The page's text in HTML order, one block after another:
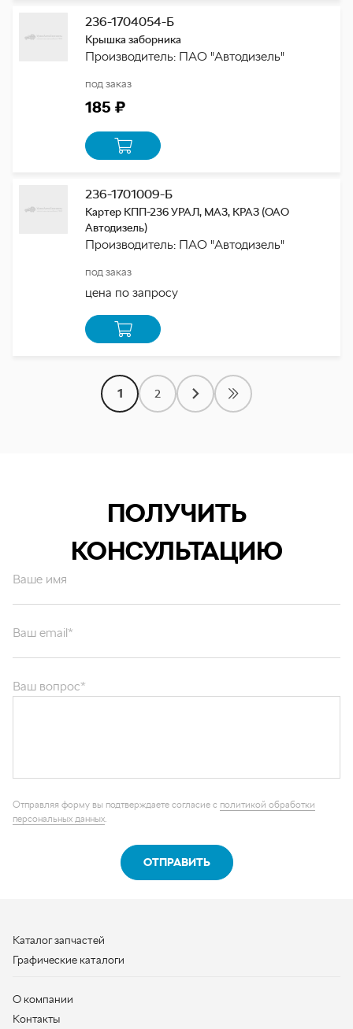
236-1704054-Б
Крышка заборника
Производитель: ПАО "Автодизель"
под заказ
185 ₽
236-1701009-Б
Картер КПП-236 УРАЛ, МАЗ, КРАЗ (ОАО
Автодизель)
Производитель: ПАО "Автодизель"
под заказ
цена по запросу
1 2
ПОЛУЧИТЬ
КОНСУЛЬТАЦИЮ
Ваше имя
Ваш вопрос*
персональных данных
Каталог запчастей
Контактная информация
+7 (950) 730-92-10
uralavtozap@yandex.ru
г. Миасс, Тургоякское шоссе, д. 11/63